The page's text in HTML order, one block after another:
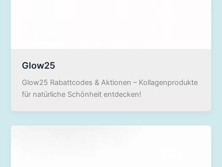
Glow25
Glow25 Rabattcodes & Aktionen – Kollagenprodukte
für natürliche Schönheit entdecken!